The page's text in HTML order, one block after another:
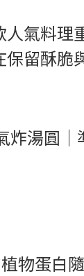
氣料理
保留酥脆
炸湯圓｜
物蛋白